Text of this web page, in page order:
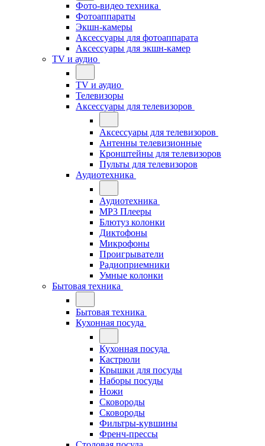
Фото-видео техника
Фотоаппараты
Экшн-камеры
Аксессуары для фотоаппарата
Аксессуары для экшн-камер
TV и аудио
TV и аудио
Телевизоры
Аксессуары для телевизоров
Аксессуары для телевизоров
Антенны телевизионные
Кронштейны для телевизоров
Пульты для телевизоров
Аудиотехника
Аудиотехника
MP3 Плееры
Блютуз колонки
Диктофоны
Микрофоны
Проигрыватели
Радиоприемники
Умные колонки
Бытовая техника
Бытовая техника
Кухонная посуда
Кухонная посуда
Кастрюли
Крышки для посуды
Наборы посуды
Ножи
Сковороды
Сковороды
Фильтры-кувшины
Френч-прессы